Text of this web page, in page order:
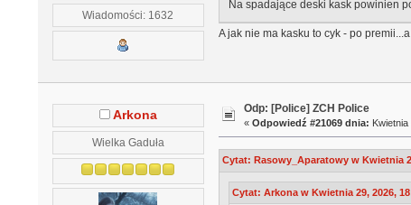
Wiadomości: 1632
Na spadające deski kask powinien
A jak nie ma kasku to cyk - po
Arkona
Wielka Gaduła
Odp: [Police] ZCH Police
«Odpowiedź #21069 dnia:
Cytat: Rasowy_Aparatowy w Kwietnia
Cytat: Arkona w Kwietnia 29, 2026,